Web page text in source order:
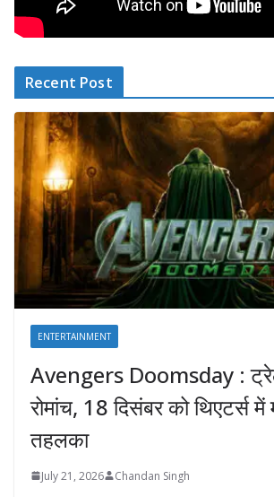
Recent Post
ENTERTAINMENT
Avengers Doomsday :
रोमांच, 18 दिसंबर को थिएटर्स में
तहलका
July 21, 2026 Chandan Singh